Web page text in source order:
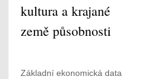
kultura a krajané
země působnosti
Základní ekonomická data